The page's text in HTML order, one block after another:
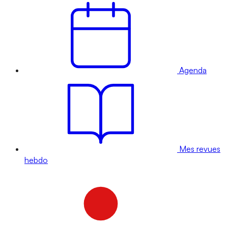
Agenda
Mes revues
hebdo